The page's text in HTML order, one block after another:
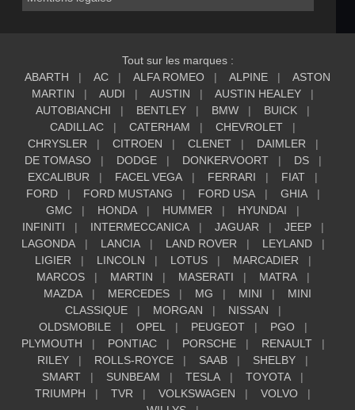
Tout sur les marques :
ABARTH
AC ALFA ROMEO ALPINE
ASTON
MARTIN
AUDI AUSTIN
AUSTIN HEALEY
AUTOBIANCHI
BENTLEY BMW
BUICK
CADILLAC
CATERHAM
CHEVROLET
CHRYSLER
CITROEN CLENET
DAIMLER
DE TOMASO
DODGE DONKERVOORT
DS
EXCALIBUR
FACEL VEGA FERRARI
FIAT
FORD
FORD MUSTANG FORD USA
GHIA
GMC
HONDA HUMMER
HYUNDAI
INFINITI
INTERMECCANICA JAGUAR
JEEP
LAGONDA
LANCIA LAND ROVER
LEYLAND
LIGIER
LINCOLN LOTUS
MARCADIER
MARCOS
MARTIN MASERATI
MATRA
MAZDA
MERCEDES MG MINI
MINI
CLASSIQUE
MORGAN
NISSAN
OLDSMOBILE
OPEL PEUGEOT
PGO
PLYMOUTH
PONTIAC PORSCHE
RENAULT
RILEY
ROLLS-ROYCE SAAB
SHELBY
SMART
SUNBEAM TESLA
TOYOTA
TRIUMPH
TVR VOLKSWAGEN
VOLVO